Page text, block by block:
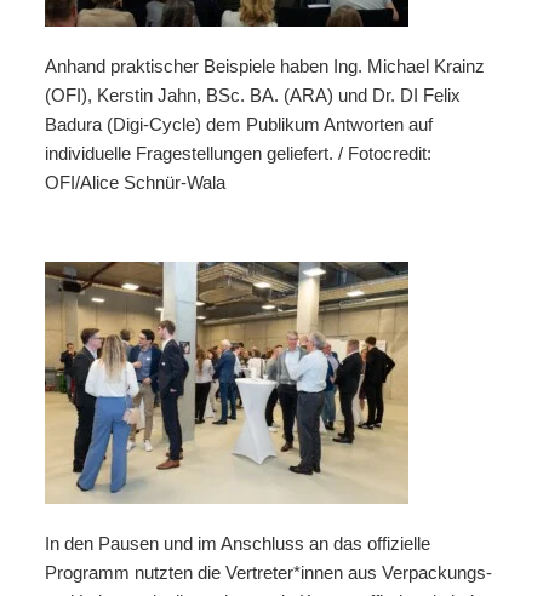
Anhand praktischer Beispiele haben Ing. Michael Krainz
(OFI), Kerstin Jahn, BSc. BA. (ARA) und Dr. DI Felix
Badura (Digi-Cycle) dem Publikum Antworten auf
individuelle Fragestellungen geliefert. / Fotocredit:
OFI/Alice Schnür-Wala
In den Pausen und im Anschluss an das offizielle
Programm nutzten die Vertreter*innen aus Verpackungs-